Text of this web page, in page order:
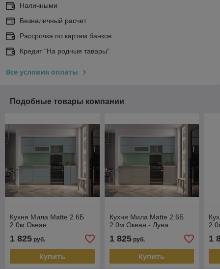
Наличными
Безналичный расчет
Рассрочка по картам банков
Кредит "На родныя тавары"
Все условия оплаты
Подобные товары компании
Кухня Мила Matte 2.6Б
2.0м Океан
1 825 руб.
Купить
Кухня Мила Matte 2.6Б
2.0м Океан - Луна
1 825руб.
Купить
1